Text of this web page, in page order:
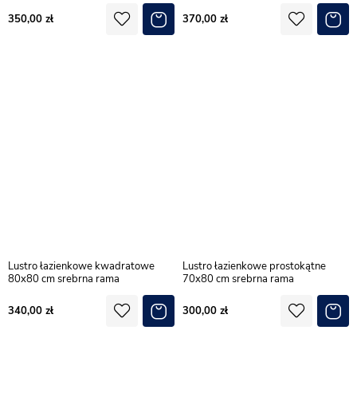
350,00 370,00
Lustro łazienkowe kwadratowe
80x80 cm srebrna rama
340,00
Lustro łazienkowe prostokątne
70x80 cm srebrna rama
300,00